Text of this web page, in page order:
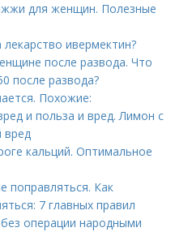
для женщин. Полезные
ивермектин?
после развода. Что
после развода?
Похожие:
и польза и вред. Лимон с
вред
кальций. Оптимальное
поправляться. Как
7 главных правил
операции народными